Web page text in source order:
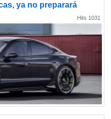
ya no preparará
Hits 1031